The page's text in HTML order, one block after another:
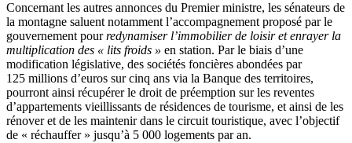
Concernant les autres annonces du Premier ministre, les sénateurs de
la montagne saluent notamment l’accompagnement proposé par le
gouvernement pourredynamiser l’immobilier de loisir et enrayer la
multiplication des « lits froids » en station. Par le biais d’une
modification législative, des sociétés foncières abondées par
125 millions d’euros sur cinq ans via la Banque des territoires,
pourront ainsi récupérer le droit de préemption sur les reventes
d’appartements vieillissants de résidences de tourisme, et ainsi de les
rénover et de les maintenir dans le circuit touristique, avec l’objectif
de « réchauffer » jusqu’à 5 000 logements par an.